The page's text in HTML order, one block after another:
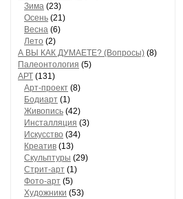
Зима (23)
Осень (21)
Весна (6)
Лето (2)
А ВЫ КАК ДУМАЕТЕ? (Вопросы) (8)
Палеонтология (5)
АРТ (131)
Арт-проект (8)
Бодиарт (1)
Живопись (42)
Инсталляция (3)
Искусство (34)
Креатив (13)
Скульптуры (29)
Стрит-арт (1)
Фото-арт (5)
Художники (53)